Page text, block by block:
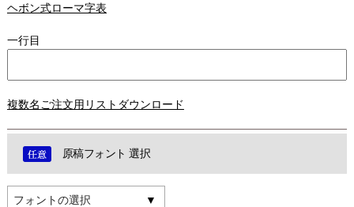
ヘボン式ローマ字表
一行目
複数名ご注文用リストダウンロード
原稿フォント 選択
フォントの選択